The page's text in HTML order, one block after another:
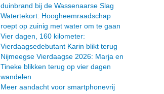
duinbrand bij de Wassenaarse Slag
Watertekort: Hoogheemraadschap
roept op zuinig met water om te gaan
Vier dagen, 160 kilometer:
Vierdaagsedebutant Karin blikt terug
Nijmeegse Vierdaagse 2026: Marja en
Tineke blikken terug op vier dagen
wandelen
Meer aandacht voor smartphonevrij